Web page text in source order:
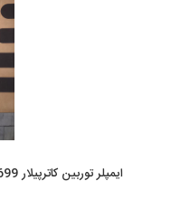
ایمپلر توربین کاترپیلار 1T0699